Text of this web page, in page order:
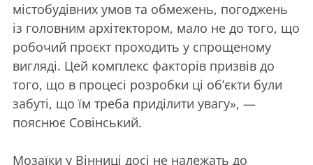
містобудівних умов та обмежень, погоджень
із головним архітектором, мало не до того, що
робочий проєкт проходить у спрощеному
вигляді. Цей комплекс факторів призвів до
того, що в процесі розробки ці об’єкти були
забуті, що їм треба приділити увагу», —
пояснює Совінський.
Мозаїки у Вінниці досі не належать до